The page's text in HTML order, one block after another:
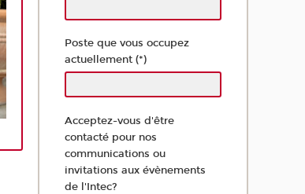
Poste que vous occupez
actuellement (*)
Acceptez-vous d'être
contacté pour nos
communications ou
invitations aux évènements
de l'Intec?